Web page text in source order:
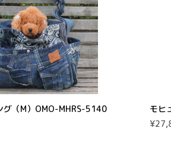
（M）OMO-MHRS-5140
モヒ